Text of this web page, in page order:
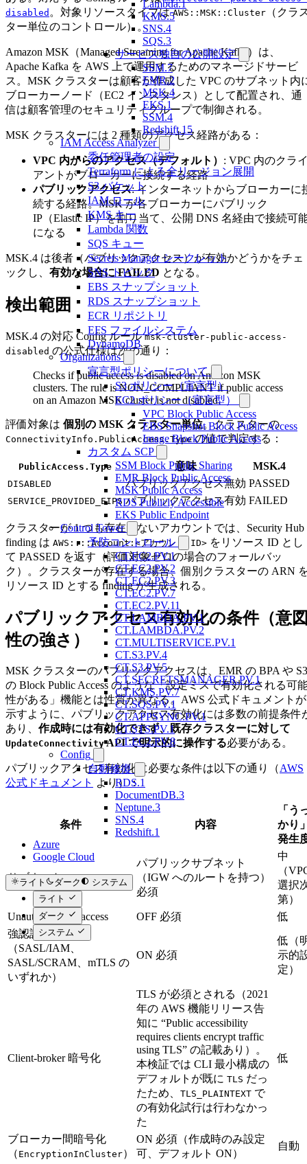
Lambda.1
KMS.5
SNS.4
SQS.3
サービス独自の公開設定
SSM.7
EMR.2
MSK.4
EKS.1
SSM.4
Redshift.15
IAM Access Analyzer
委任管理者の設定
Terraform による全リージョン展開
S3 バケット
IAM ロール
KMS キー
Lambda 関数
SQS キュー
Secrets Manager シークレット
SNS トピック
EBS スナップショット
RDS スナップショット
ECR リポジトリ
EFS ファイルシステム
DynamoDB
Organizations
宣言型ポリシーについて
S3 ポリシー（宣言型）
EC2 ポリシー（宣言型）
VPC Block Public Access
EBS Snapshot Block Public Access
Image Block Public Access
カスタム SCP
SSM Block Public Sharing
EMR Block Public Access
MSK Public Access
RDS Publicly Accessible
EKS Public Endpoint
Control Tower
予防コントロール
CT.EC2.PV.1
CT.EC2.PV.2
CT.EC2.PV.3
CT.EC2.PV.7
CT.EC2.PV.11
CT.LAMBDA.PV.1
CT.LAMBDA.PV.2
CT.MULTISERVICE.PV.1
CT.S3.PV.4
CT.S3.PV.5
CT.SECRETSMANAGER.PV.1
CT.KMS.PV.7
CT.SQS.PV.1
CT.APPSYNC.PV.1
CT.STS.PV.1
CT.EC2.PV.8
Config
自動修復
RDS.1
DocumentDB.3
Neptune.3
SNS.4
Redshift.1
Azure
Google Cloud
ライト ダーク
システム
ライト
ダーク
システム
disabled 。対象リソースタイプはAWS::MSK::Cluster （クラ
ター単位のコントロール）。
Amazon MSK（Managed Streaming for Apache Kafka）は、
Apache Kafka を AWS 上で運用するためのマネージドサービ
ス。MSK クラスターは顧客が作成した VPC のサブネット内
ブローカーノード（EC2 インスタンス）として配置され、通
信は顧客管理のセキュリティグループで制御される。
MSK クラスターには 2 種類のアクセス経路がある：
VPC 内からのアクセス（デフォルト） : VPC 内のクラ
アントがブローカーに接続する経路
パブリックアクセス: インターネットからブローカーに
続する経路。MSK が各ブローカーにパブリック
IP（Elastic IP）を割り当て、公開 DNS 名経由で接続可
になる
MSK.4 は後者（パブリックアクセス）が有効かどうかをチェ
ックし、 有効な場合に FAILED となる。
検出範囲
MSK.4 の対応 Config ルールmsk-cluster-public-access-
disabled の公式仕様は次の通り：
Checks if public access is disabled on Amazon MSK
clusters. The rule is NON_COMPLIANT if public access
on an Amazon MSK cluster is not disabled.
評価対象は 個別の MSK クラスター単位。クラスターの
ConnectivityInfo.PublicAccess.Typeの値で判定する：
PublicAccess.Type 意味 MSK.4
DISABLED パブリックアクセス無効 PASSED
SERVICE_PROVIDED_EIPS パブリックアクセス有効 FAILED
クラスターが 1 つも存在しないアカウントでは、Security Hub
finding は AWS::::Account:<アカウント ID> をリソース ID とし
て PASSED を返す（評価対象ゼロの場合のフォールバッ
ク）。クラスターが存在する場合、個別クラスターの ARN
リソース ID とする finding が生成される。
パブリックアクセス有効化の条件（意
性の強さ）
MSK クラスターのパブリックアクセスは、EMR の BPA や S3
の Block Public Access のような「設定ミスで有効化される可
性がある」機能とは性質が異なる。AWS 公式ドキュメントが
示すように、パブリックアクセス有効化には多数の前提条件
あり、 作成時には有効化できず、既存クラスターに対して
UpdateConnectivityAPI で明示的に操作する必要がある。
パブリックアクセス有効化に必要な条件は以下の通り（AWS
公式ドキュメント より）：
条件 内容
「う
かり
発生
サブネット
パブリックサブネット
（IGW へのルートを持つ）
必須
中
（
選択
第）
Unauthenticated access
OFF 必須
低
強認証方式
（SASL/IAM、
SASL/SCRAM、mTLS の
いずれか）
ON 必須
低（
示的
定）
Client-broker 暗号化
TLS が必須とされる（2021
年の AWS 機能リリース告
知に “Public accessibility
requires clients encrypt traffic
using TLS” の記載あり）。
本検証では CLI 最小構成の
デフォルトが既に TLS だっ
たため、 TLS_PLAINTEXT で
の有効化試行は行わなかっ
た
低
ブローカー間暗号化
（ EncryptionInCluster）
ON 必須（作成時のみ設定
可、デフォルト ON）
自動